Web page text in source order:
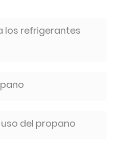
los refrigerantes
del propano